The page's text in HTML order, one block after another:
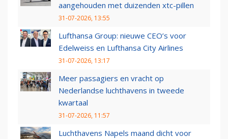
aangehouden met duizenden xtc-pillen
31-07-2026, 13:55
Lufthansa Group: nieuwe CEO’s voor
Edelweiss en Lufthansa City Airlines
31-07-2026, 13:17
Meer passagiers en vracht op
Nederlandse luchthavens in tweede
kwartaal
31-07-2026, 11:57
Luchthavens Napels maand dicht voor